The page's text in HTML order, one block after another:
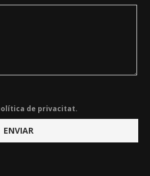
de privacitat.